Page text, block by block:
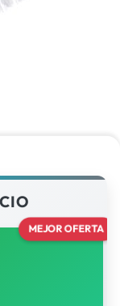
MEJOR OFERTA